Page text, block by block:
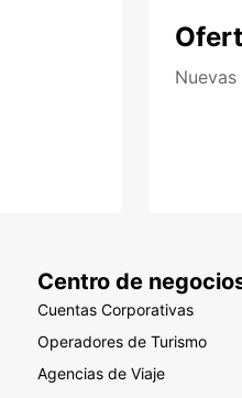
Centro de
Cuentas Corporativas
Operadores de Turismo
Agencias de Viaje